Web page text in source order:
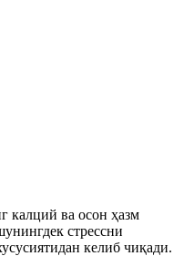
калций ва осон ҳазм
стрессни
келиб чиқади.